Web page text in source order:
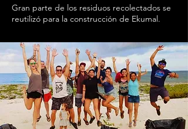
Gran parte de los residuos recolectados se
reutilizó para la construcción de Ekumal.